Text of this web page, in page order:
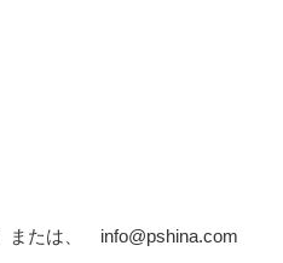
または、 info@pshina.com